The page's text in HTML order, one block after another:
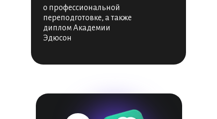
о профессиональной
переподготовке, а также
диплом Академии
Эдюсон